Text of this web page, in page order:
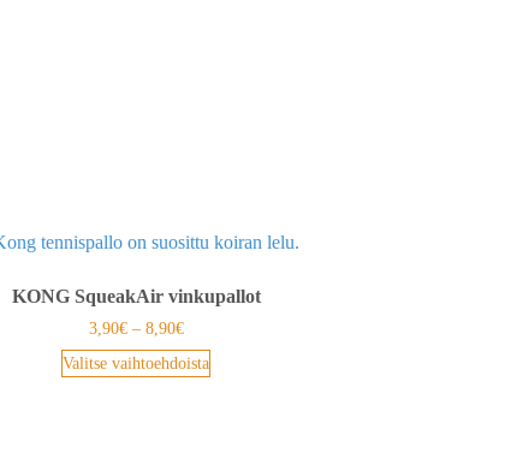
KONG SqueakAir vinkupallot
3,90€ – 8,90€
Valitse vaihtoehdoista